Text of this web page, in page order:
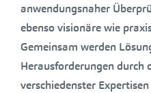
anwendungsnaher
ebenso visionäre wie
Gemeinsam werden
Herausforderungen durch
verschiedenster